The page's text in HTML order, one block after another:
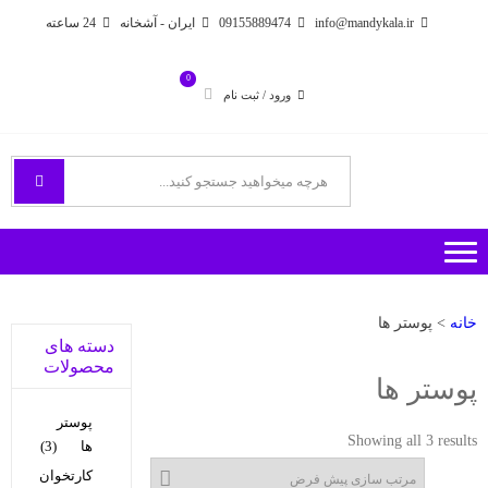
info@mandykala.ir
09155889474 ایران - آشخانه
ورود / ثبت نام
0
فروشگاه اینترنتی مندی
خانه > پوستر ها
پوستر ها
Showing all 3 results
دسته های
محصولات
پوستر
ها
(3)
کارتخوان